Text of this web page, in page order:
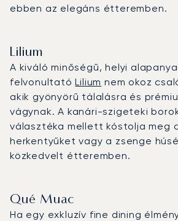
ebben az elegáns étteremben.
Lilium
A kiváló minőségű, helyi
felvonultatóLilium nem okoz
akik gyönyörű tálalásra és
vágynak. A kanári-szigeteki
választéka mellett kóstolja meg
herkentyűket vagy a zsenge
közkedvelt étteremben.
Qué Muac
Ha egy exkluzív fine dining